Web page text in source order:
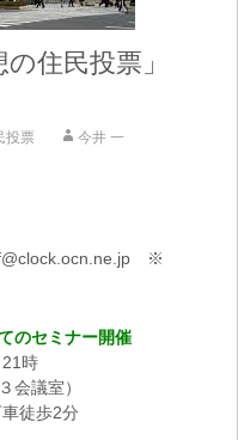
住民投票」
投票 今井 一
※
のセミナー開催
時
議室）
徒歩2分